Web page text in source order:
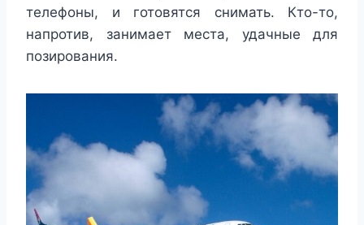
телефоны, и готовятся снимать. Кто-то,
напротив, занимает места, удачные для
позирования.